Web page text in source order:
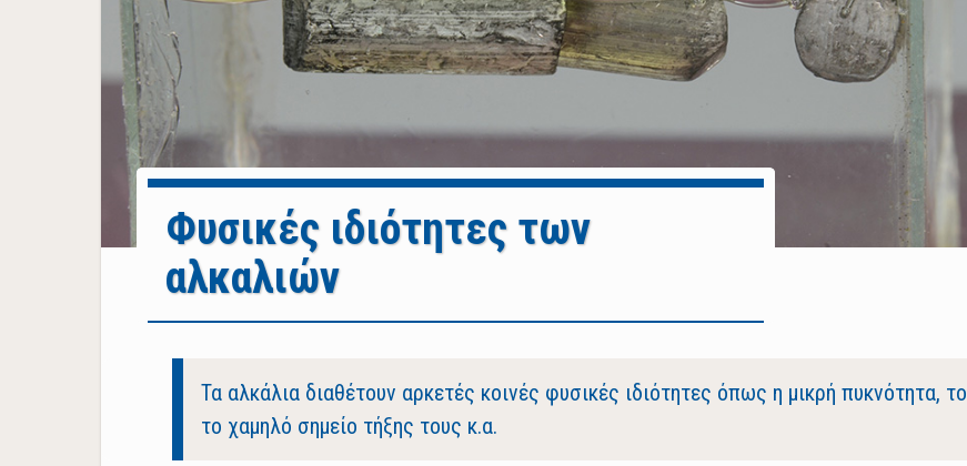
Φυσικές ιδιότητες των
αλκαλιών
Τα αλκάλια διαθέτουν αρκετές κοινές φυσικές ιδιότητες όπως η μικρή πυκνότητα, το
το χαμηλό σημείο τήξης τους κ.α.